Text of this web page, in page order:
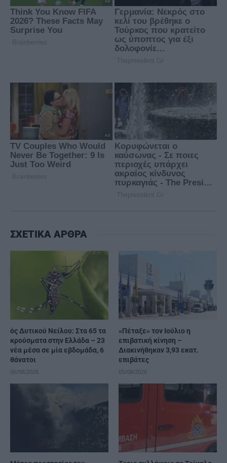
ΣΧΕΤΙΚΑ ΑΡΘΡΑ
ός Δυτικού Νείλου: Στα 65 τα
κρούσματα στην Ελλάδα – 23
νέα μέσα σε μία εβδομάδα, 6
θάνατοι
06/08/2026
«Πέταξε» τον Ιούλιο η
επιβατική κίνηση –
Διακινήθηκαν 3,93 εκατ.
επιβάτες
05/08/2026